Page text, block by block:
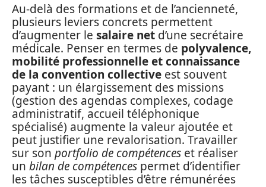
Au-delà des formations et de l’ancienneté,
plusieurs leviers concrets permettent
d’augmenter le salaire net d’une secrétaire
médicale. Penser en termes de polyvalence,
mobilité professionnelle et connaissance
de la convention collective est souvent
payant : un élargissement des missions
(gestion des agendas complexes, codage
administratif, accueil téléphonique
spécialisé) augmente la valeur ajoutée et
peut justifier une revalorisation. Travailler
sur son portfolio de compétences et réaliser
un bilan de compétences permet d’identifier
les tâches susceptibles d’être rémunérées